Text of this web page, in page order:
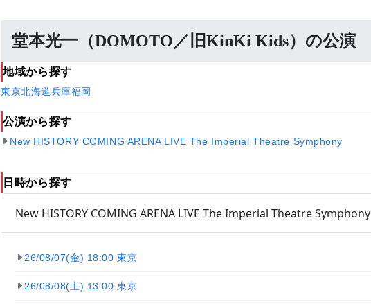
堂本光一（DOMOTO／旧KinKi Kids）の公演
地域から探す
東京北海道兵庫福岡
公演から探す
New HISTORY COMING ARENA LIVE The Imperial Theatre Symphony
日時から探す
New HISTORY COMING ARENA LIVE The Imperial Theatre Symphony
26/08/07(金) 18:00 東京
26/08/08(土) 13:00 東京